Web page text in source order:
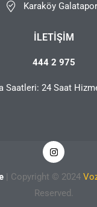
Karaköy
İLETIŞIM
444 2 975
Saatleri: 24 Saat
| Copyright © 2024
Reserved.